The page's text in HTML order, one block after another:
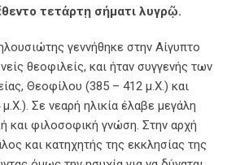
τετάρτῃ σήματι λυγρῷ.
γεννήθηκε στην Αίγυπτο
θεοφιλείς, και ήταν συγγενής των
Θεοφίλου (385 – 412 μ.Χ.) και
Σε νεαρή ηλικία έλαβε μεγάλη
και φιλοσοφική γνώση. Στην αρχή
και κατηχητής της εκκλησίας της